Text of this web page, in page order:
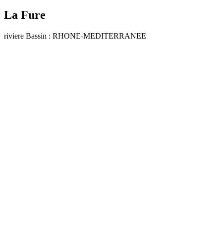
La Fure
riviere Bassin : RHONE-MEDITERRANEE